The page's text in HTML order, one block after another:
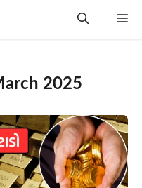
2025